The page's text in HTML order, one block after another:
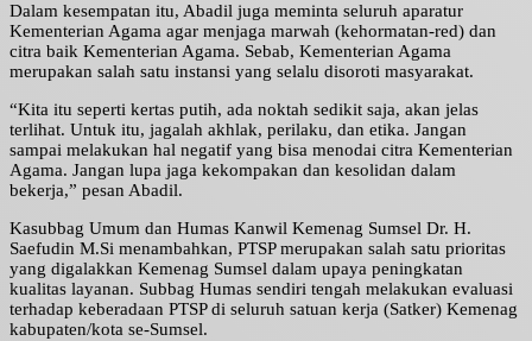
Dalam kesempatan itu, Abadil juga meminta seluruh aparatur
Kementerian Agama agar menjaga marwah (kehormatan-red) dan
citra baik Kementerian Agama. Sebab, Kementerian Agama
merupakan salah satu instansi yang selalu disoroti masyarakat.
“Kita itu seperti kertas putih, ada noktah sedikit saja, akan jelas
terlihat. Untuk itu, jagalah akhlak, perilaku, dan etika. Jangan
sampai melakukan hal negatif yang bisa menodai citra Kementerian
Agama. Jangan lupa jaga kekompakan dan kesolidan dalam
bekerja,” pesan Abadil.
Kasubbag Umum dan Humas Kanwil Kemenag Sumsel Dr. H.
Saefudin M.Si menambahkan, PTSP merupakan salah satu prioritas
yang digalakkan Kemenag Sumsel dalam upaya peningkatan
kualitas layanan. Subbag Humas sendiri tengah melakukan evaluasi
terhadap keberadaan PTSP di seluruh satuan kerja (Satker) Kemenag
kabupaten/kota se-Sumsel.